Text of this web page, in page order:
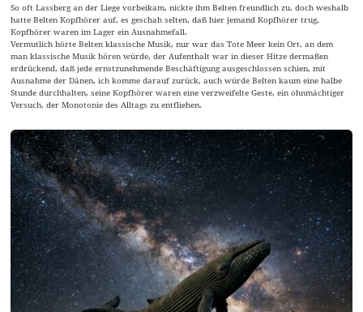
So oft Lassberg an der Liege vorbeikam, nickte ihm Belten freundlich zu, doch weshalb
hatte Belten Kopfhörer auf, es geschah selten, daß hier jemand Kopfhörer trug,
Kopfhörer waren im Lager ein Ausnahmefall.
Vermutlich hörte Belten klassische Musik, nur war das Tote Meer kein Ort, an dem
man klassische Musik hören würde, der Aufenthalt war in dieser Hitze dermaßen
erdrückend, daß jede ernstzunehmende Beschäftigung ausgeschlossen schien, mit
Ausnahme der Dänen, ich komme darauf zurück, auch würde Belten kaum eine halbe
Stunde durchhalten, seine Kopfhörer waren eine verzweifelte Geste, ein ohnmächtiger
Versuch, der Monotonie des Alltags zu entfliehen.